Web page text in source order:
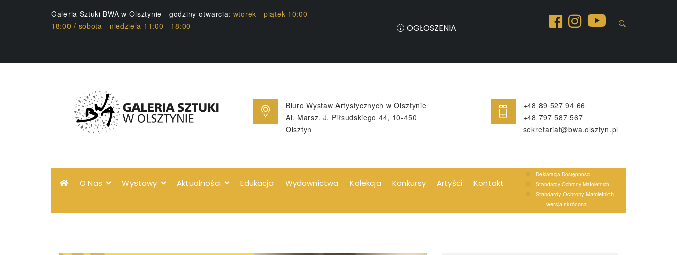
Galeria Sztuki BWA w Olsztynie - godziny otwarcia: wtorek - piątek 10:00 -
18:00 / sobota - niedziela 11:00 - 18:00
OGŁOSZENIA
Biuro Wystaw Artystycznych w Olsztynie
Al. Marsz. J. Piłsudskiego 44, 10-450
Olsztyn
+48 89 527 94 66
+48 797 587 567
sekretariat@bwa.olsztyn.pl
O Nas Wystawy Aktualności Edukacja Wydawnictwa Kolekcja Konkursy Artyści Kontakt
Deklaracja Dostępności
Standardy Ochrony Małoletnich
Standardy Ochrony Małoletnich
wersja skrócona